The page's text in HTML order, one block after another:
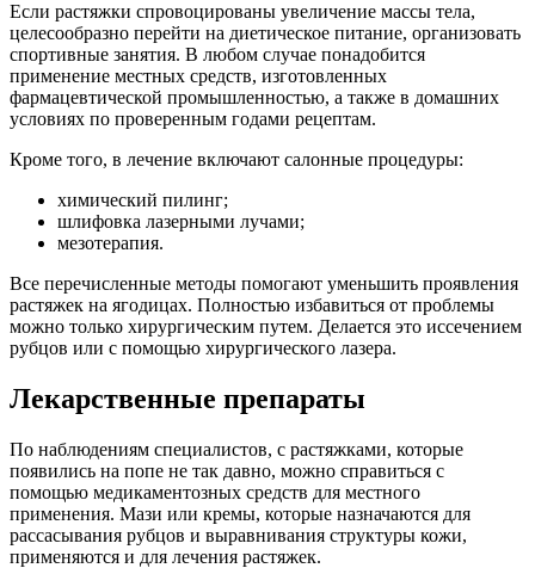
Если растяжки спровоцированы увеличение массы тела,
целесообразно перейти на диетическое питание, организовать
спортивные занятия. В любом случае понадобится
применение местных средств, изготовленных
фармацевтической промышленностью, а также в домашних
условиях по проверенным годами рецептам.
Кроме того, в лечение включают салонные процедуры:
химический пилинг;
шлифовка лазерными лучами;
мезотерапия.
Все перечисленные методы помогают уменьшить проявления
растяжек на ягодицах. Полностью избавиться от проблемы
можно только хирургическим путем. Делается это иссечением
рубцов или с помощью хирургического лазера.
Лекарственные препараты
По наблюдениям специалистов, с растяжками, которые
появились на попе не так давно, можно справиться с
помощью медикаментозных средств для местного
применения. Мази или кремы, которые назначаются для
рассасывания рубцов и выравнивания структуры кожи,
применяются и для лечения растяжек.